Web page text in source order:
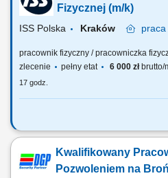
Fizycznej (m/k)
ISS Polska Kraków praca
pracownik fizyczny / pracowniczka
zlecenie
pełny etat 6 000 złbrutto/
17 godz.
Zakres obowiązków: Zapewnienie
podejrzane sytuacje (w tym tailgating).
(Guard Tour, kontrola dostępu,
Kwalifikowany
Pozwoleniem na